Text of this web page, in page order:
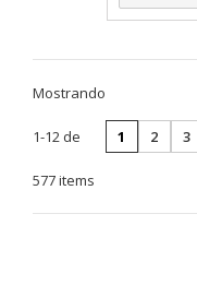
Mostrando
1-12 de
577 items
1 2 3